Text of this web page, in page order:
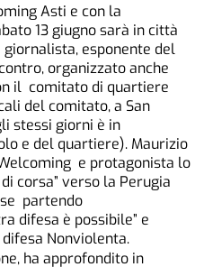
Asti e con la
13 giugno sarà in città
esponente del
organizzato anche
il comitato di quartiere
del comitato, a San
stessi giorni è in
e del quartiere). Maurizio
e protagonista lo
corsa” verso la Perugia
partendo
difesa è possibile” e
Nonviolenta.
ha approfondito in